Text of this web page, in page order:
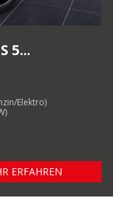
5...
Elektro)
ERFAHREN